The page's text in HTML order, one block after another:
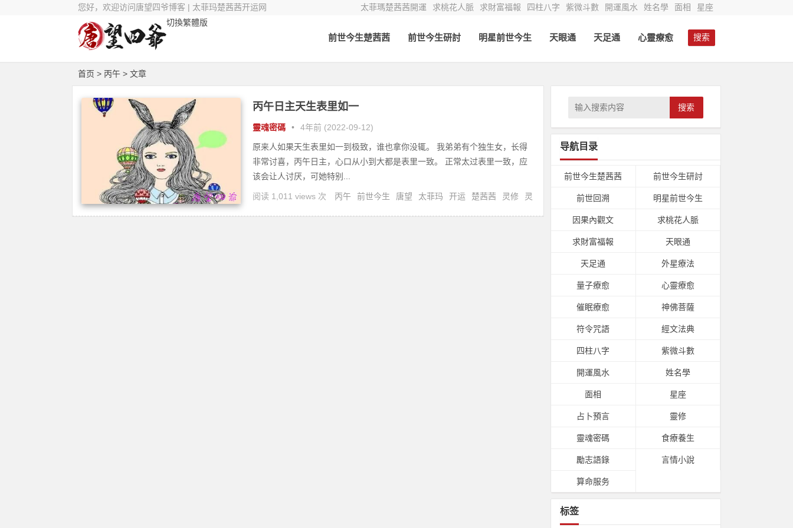
您好，欢迎访问唐望四爷博客 | 太菲玛楚茜茜开运网 太菲瑪楚茜茜開運 求桃花人脈 求財富福報 四柱八字 紫微斗數 開運風水 姓名學 面相
星座
切換繁體版
搜索
前世今生楚茜茜 前世今生研討 明星前世今生 天眼通 天足通 心靈療愈
首页 > 丙午 > 文章
丙午日主天生表里如一
靈魂密碼 • 4年前 (2022-09-12)
原来人如果天生表里如一到极致，谁也拿你没辄。 我弟弟有个独生女，长得
非常讨喜，丙午日主，心口从小到大都是表里一致。 正常太过表里一致，应
该会让人讨厌，可她特别...
阅读 1,011 views 次 丙午 前世今生 唐望 太菲玛 开运 楚茜茜 灵修
灵
搜索
导航目录
前世今生楚茜茜 前世今生研討
前世回溯 明星前世今生
因果內觀文 求桃花人脈
求財富福報 天眼通
天足通 外星療法
量子療愈 心靈療愈
催眠療愈 神佛菩薩
符令咒語 經文法典
四柱八字 紫微斗數
開運風水 姓名學
面相 星座
占卜預言 靈修
靈魂密碼 食療養生
勵志語錄 言情小說
算命服务
标签